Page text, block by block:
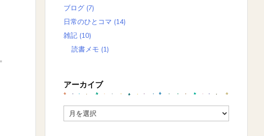
ブログ (7)
日常のひとコマ (14)
雑記 (10)
読書メモ (1)
アーカイブ
ー